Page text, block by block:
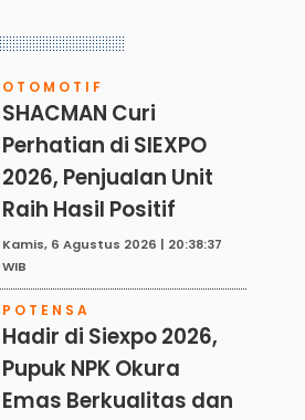
OTOMOTIF
SHACMAN Curi
Perhatian di SIEXPO
2026, Penjualan Unit
Raih Hasil Positif
Kamis, 6 Agustus 2026 | 20:38:37
WIB
POTENSA
Hadir di Siexpo 2026,
Pupuk NPK Okura
Emas Berkualitas dan